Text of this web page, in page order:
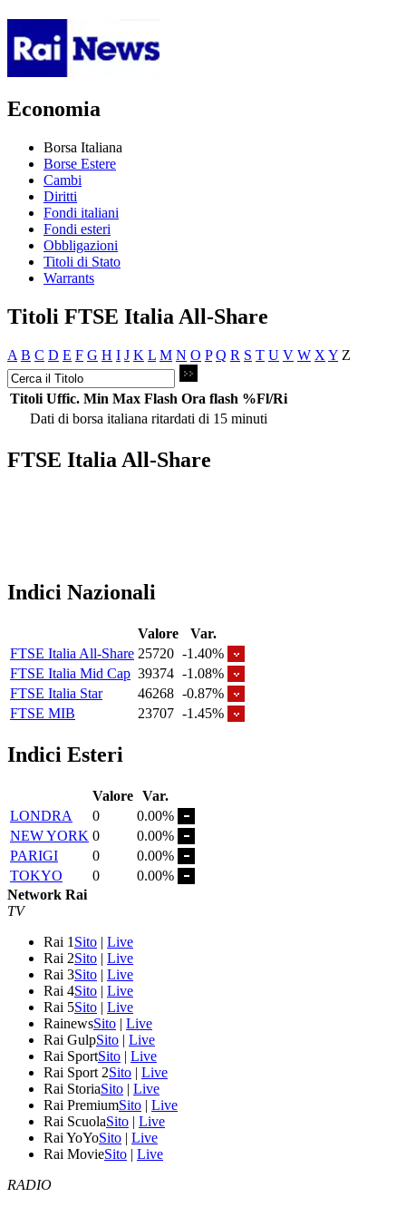
Economia
Borsa Italiana
Borse Estere
Cambi
Diritti
Fondi italiani
Fondi esteri
Obbligazioni
Titoli di Stato
Warrants
Titoli FTSE Italia All-Share
A B C D E F G H I J K L M N O P Q R S T U V W X Y Z
Titoli Uffic. Min Max Flash Ora flash %Fl/Ri
Dati di borsa italiana ritardati di 15 minuti
FTSE Italia All-Share
Indici Nazionali
Valore
Var.
FTSE Italia All-Share 25720 -1.40%
FTSE Italia Mid Cap 39374 -1.08%
FTSE Italia Star
46268 -0.87%
FTSE MIB
23707 -1.45%
Indici Esteri
Valore Var.
LONDRA
0
0.00%
NEW YORK 0
0.00%
PARIGI
0
0.00%
TOKYO
0
0.00%
Network Rai
TV
Rai 1 Sito | Live
Rai 2Sito | Live
Rai 3Sito | Live
Rai 4Sito | Live
Rai 5Sito | Live
RainewsSito | Live
Rai GulpSito | Live
Rai SportSito | Live
Rai Sport 2Sito | Live
Rai StoriaSito | Live
Rai PremiumSito | Live
Rai ScuolaSito | Live
Rai YoYoSito | Live
Rai MovieSito | Live
RADIO